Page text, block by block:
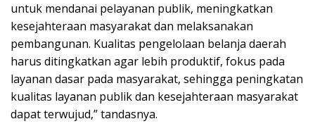
untuk mendanai pelayanan publik, meningkatkan
kesejahteraan masyarakat dan melaksanakan
pembangunan. Kualitas pengelolaan belanja daerah
harus ditingkatkan agar lebih produktif, fokus pada
layanan dasar pada masyarakat, sehingga peningkatan
kualitas layanan publik dan kesejahteraan masyarakat
dapat terwujud,” tandasnya.